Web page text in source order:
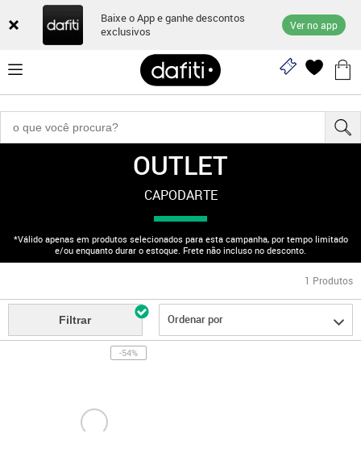
Baixe o App e ganhe descontos
exclusivos
Ver no app
OUTLET
CAPODARTE
*Válido apenas em produtos selecionados para esta campanha, por tempo limitado
e/ou enquanto durar o estoque. Frete não incluso no desconto.
1 Produtos
Filtrar Ordenar por
-54%